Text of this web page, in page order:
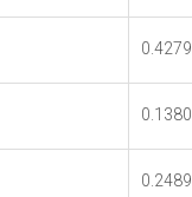
0.4279
0.1380
0.2489